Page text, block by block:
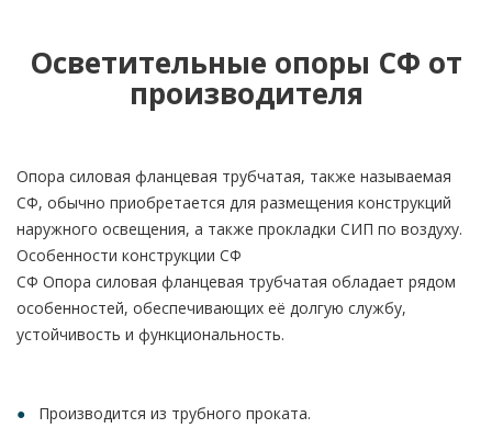
Осветительные опоры СФ от
производителя
Опора силовая фланцевая трубчатая, также называемая
СФ, обычно приобретается для размещения конструкций
наружного освещения, а также прокладки СИП по воздуху.
Особенности конструкции СФ
СФ Опора силовая фланцевая трубчатая обладает рядом
особенностей, обеспечивающих её долгую службу,
устойчивость и функциональность.
Производится из трубного проката.